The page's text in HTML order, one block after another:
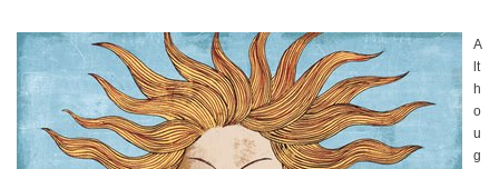
A
lt
h
o
u
g